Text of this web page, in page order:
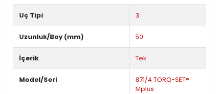
Uç Tipi 3
Uzunluk/Boy (mm) 50
İçerik Tek
Model/Seri
871/4 TORQ-SET®
Mplus